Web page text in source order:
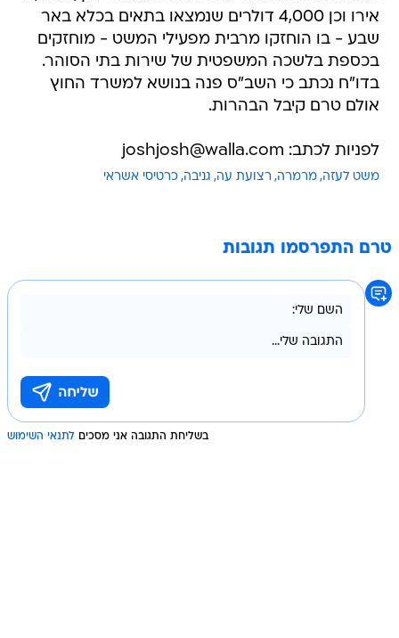
אירו וכן 4,000 דולרים שנמצאו בתאים בכלא באר
שבע - בו הוחזקו מרבית מפעילי המשט - מוחזקים
בכספת בלשכה המשפטית של שירות בתי הסוהר.
בדו"ח נכתב כי השב"ס פנה בנושא למשרד החוץ
אולם טרם קיבל הבהרות.
לפניות לכתב: joshjosh@walla.com
משט לעזה מרמרה רצועת עה גניבה כרטיסי אשראי
טרם התפרסמו תגובות
בשליחת התגובה אני מסכים לתנאי השימוש